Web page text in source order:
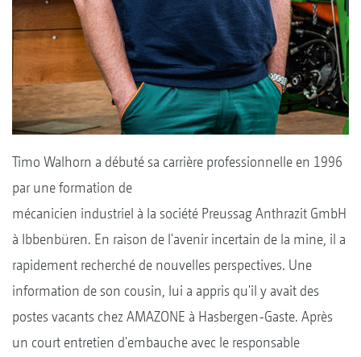
Timo Walhorn a débuté sa carrière professionnelle en 1996
par une formation de
mécanicien industriel à la société Preussag Anthrazit GmbH
à Ibbenbüren. En raison de l'avenir incertain de la mine, il a
rapidement recherché de nouvelles perspectives. Une
information de son cousin, lui a appris qu'il y avait des
postes vacants chez AMAZONE à Hasbergen-Gaste. Après
un court entretien d'embauche avec le responsable